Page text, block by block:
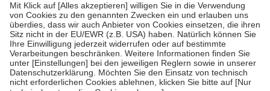
fallenkeine Zuzahlungenan bei:
• Kindern und Jugendlichen bis zum vollendeten 18. Lebensjahr
mit Ausnahme der Fahrkosten
• Untersuchungen zur Vorsorge und Früherkennung, die von der
GKV getragen werden
• empfohlenen Schutzimpfungen
• Harn- und Blutteststreifen